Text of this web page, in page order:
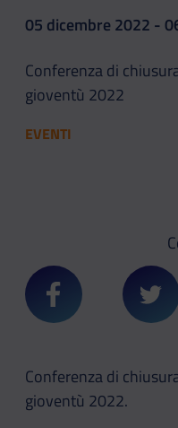
05 dicembre 2022 -
Conferenza di
gioventù 2022
EVENTI
Condividi su
Conferenza di
gioventù 2022.